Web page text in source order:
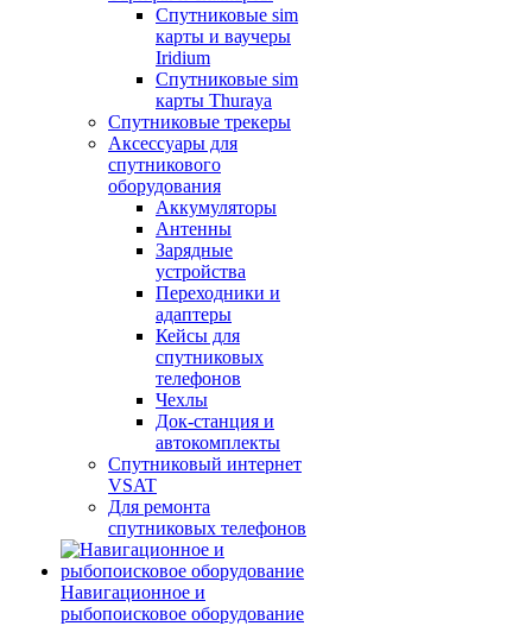
Спутниковые sim
карты и ваучеры
Iridium
Спутниковые sim
карты Thuraya
Спутниковые трекеры
Аксессуары для
спутникового
оборудования
Аккумуляторы
Антенны
Зарядные
устройства
Переходники и
адаптеры
Кейсы для
спутниковых
телефонов
Чехлы
Док-станция и
автокомплекты
Спутниковый интернет
VSAT
Для ремонта
спутниковых телефонов
Навигационное и
рыбопоисковое оборудование